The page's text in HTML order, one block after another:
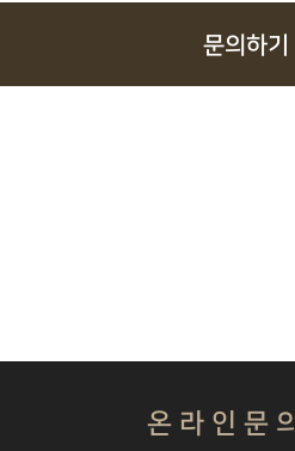
문의하기
온 라 인 문 의